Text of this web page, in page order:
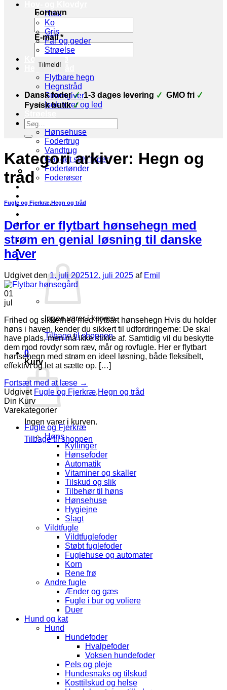
Hest
Ko
Gris
Får og geder
Strøelse
Korn og frø
Hegn og tråd
Flytbare hegn
Hegnstråd
Strømgiver
Isolatorer og led
Stald udstyr
Hønsehuse
Fodertrug
Vandtrug
Gør det selv foder
Fodertønder
Foderøser
Brands
Tilbud
Log ind
Kurv /
Ingen varer i kurven.
Tilbage til shoppen
0
Kurv
Ingen varer i kurven.
Tilbage til shoppen
Fornavn
E-mail*
Dansk foder 1-3 dages levering
GMO fri
Fysisk butik
Søg
efter:
Kategori arkiver: Hegn og
tråd
Fugle og Fjerkræ,Hegn og tråd
Derfor er flytbart hønsehegn med
strøm en genial løsning til danske
haver
Udgivet den1. juli 202512. juli 2025 af Emil
01
jul
Frihed og sikkerhed med flytbart hønsehegn Hvis du holder
høns i haven, kender du sikkert til udfordringerne: De skal
have plads, men må ikke stikke af. Samtidig vil du beskytte
dem mod rovdyr som ræv, mår og rovfugle. Her er flytbart
hønsehegn med strøm en ideel løsning, både fleksibelt,
effektivt og let at sætte op. […]
Fortsæt med at læse →
Udgivet Fugle og Fjerkræ,Hegn og tråd
Din Kurv
Varekategorier
Fugle og Fjerkræ
Høns
Kyllinger
Hønsefoder
Automatik
Vitaminer og skaller
Tilskud og slik
Tilbehør til høns
Hønsehuse
Hygiejne
Slagt
Vildtfugle
Vildtfuglefoder
Støbt fuglefoder
Fuglehuse og automater
Korn
Rene frø
Andre fugle
Ænder og gæs
Fugle i bur og voliere
Duer
Hund og kat
Hund
Hundefoder
Hvalpefoder
Voksen hundefoder
Pels og pleje
Hundesnaks og tilskud
Kosttilskud og helse